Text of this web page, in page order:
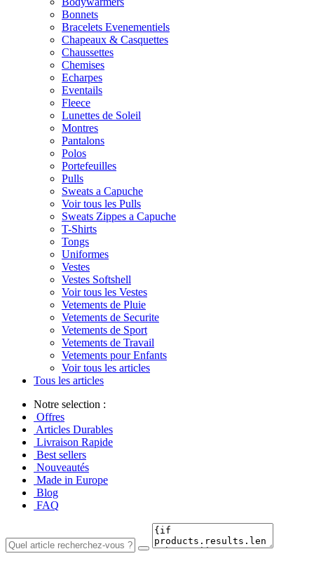
Bonnets
Bracelets Evenementiels
Chapeaux & Casquettes
Chaussettes
Chemises
Echarpes
Eventails
Fleece
Lunettes de Soleil
Montres
Pantalons
Polos
Portefeuilles
Pulls
Sweats a Capuche
Voir tous les Pulls
Sweats Zippes a Capuche
T-Shirts
Tongs
Uniformes
Vestes
Vestes Softshell
Voir tous les Vestes
Vetements de Pluie
Vetements de Securite
Vetements de Sport
Vetements de Travail
Vetements pour Enfants
Voir tous les articles
Tous les articles
Notre selection :
Offres
Articles Durables
Livraison Rapide
Best sellers
Nouveautés
Made in Europe
Blog
FAQ